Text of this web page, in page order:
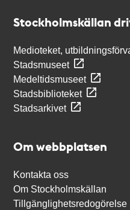
Stockholmskällan
Medioteket,
Stadsmuseet
Medeltidsmuseet
Stadsbiblioteket
Stadsarkivet
Om webbplatsen
Kontakta oss
Om Stockholmskällan
Tillgänglighetsredogörelse